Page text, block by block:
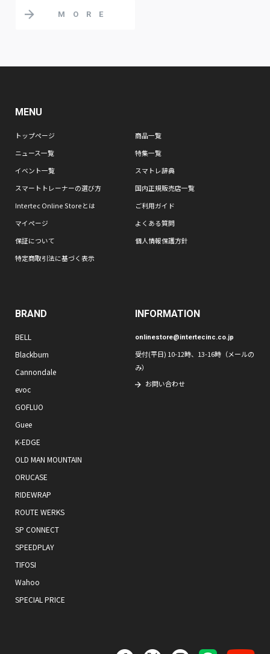
MORE
MENU
トップページ
商品一覧
ニュース一覧
特集一覧
イベント一覧
スマトレ辞典
スマートトレーナーの選び方
国内正規販売店一覧
Intertec Online Storeとは
ご利用ガイド
マイページ
よくある質問
保証について
個人情報保護方針
特定商取引法に基づく表示
BRAND
BELL
Blackburn
Cannondale
evoc
GOFLUO
Guee
K-EDGE
OLD MAN MOUNTAIN
ORUCASE
RIDEWRAP
ROUTE WERKS
SP CONNECT
SPEEDPLAY
TIFOSI
Wahoo
SPECIAL PRICE
INFORMATION
onlinestore@intertecinc.co.jp
受付(平日) 10-12時、13-16時（メールの
み）
お問い合わせ